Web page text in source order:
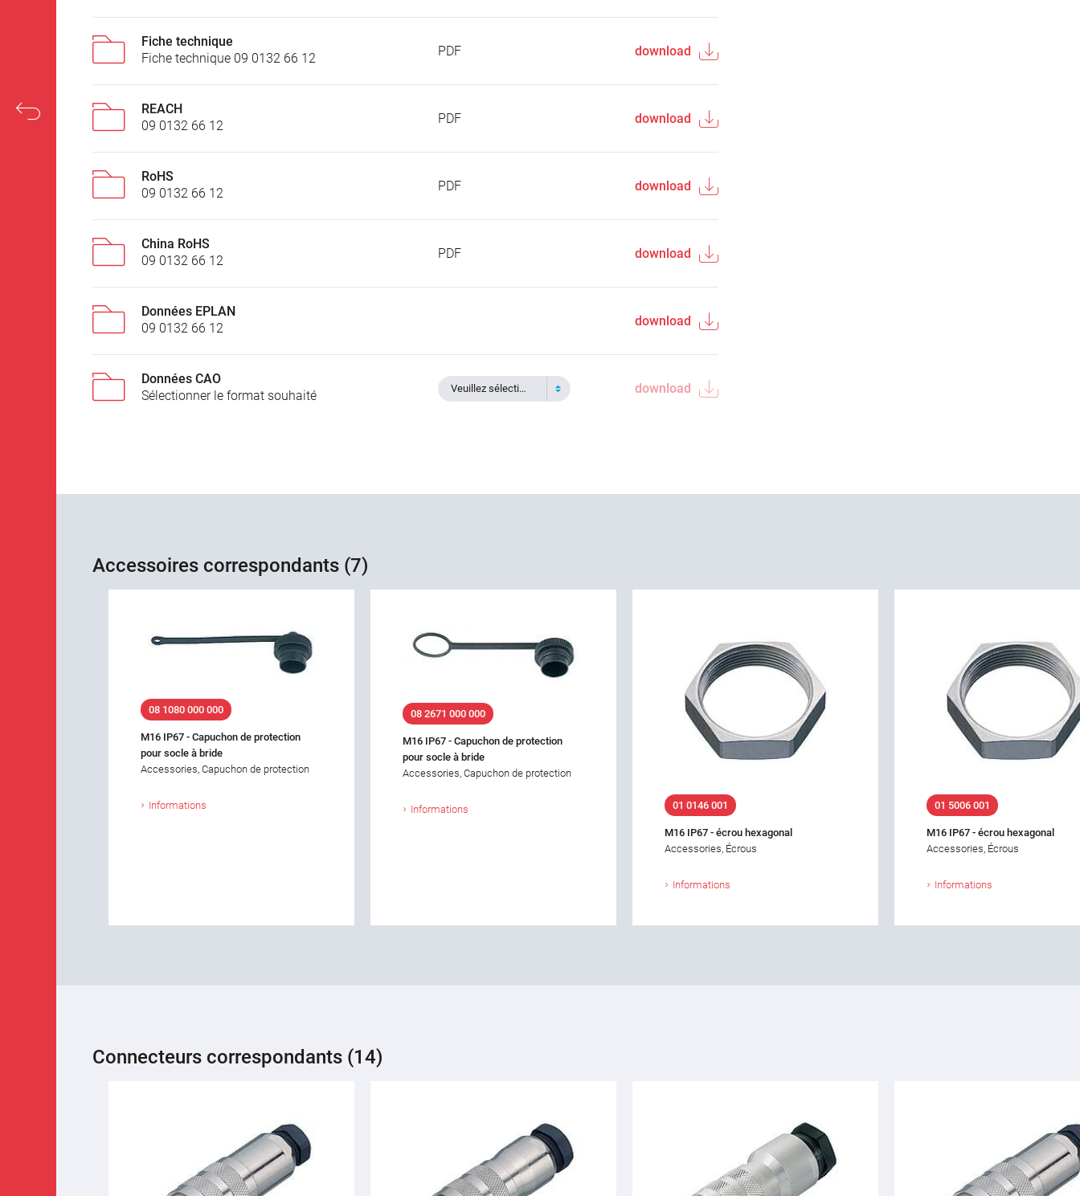
Fiche technique
Fiche technique 09 0132 66 12
PDF download
REACH
09 0132 66 12
PDF download
RoHS
09 0132 66 12
PDF download
China RoHS
09 0132 66 12
PDF download
Données EPLAN
09 0132 66 12
download
Données CAO
Sélectionner le format souhaité
Veuillez sélectionner download
Accessoires correspondants (7)
08 1080 000 000
M16 IP67 - Capuchon de protection
pour socle à bride
Accessories, Capuchon de protection
Informations
08 2671 000 000
M16 IP67 - Capuchon de protection
pour socle à bride
Accessories, Capuchon de protection
Informations 01 0146 001
M16 IP67 - écrou hexagonal
Accessories, Écrous
Informations
01 5006 001
M16 IP67 - écrou hexagonal
Accessories, Écrous
Informations
Connecteurs correspondants (14)